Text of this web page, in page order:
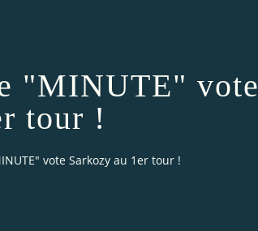
"MINUTE" vote
tour !
vote Sarkozy au 1er tour !